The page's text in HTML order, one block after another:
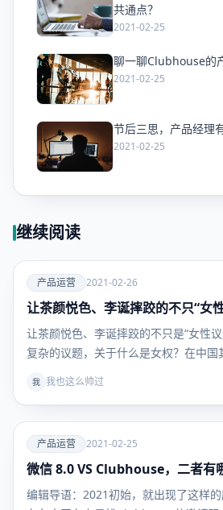
共通点？
2021-02-25
爱 聊一聊Clubhouse的
2021-02-25
爱 节后三思，产品经理
2021-02-25
继续阅读
爱
产品运
营
产品运营 2021-02-26
让茶颜悦色、李诞摔跤的不只“女
让茶颜悦色、李诞摔跤的不只是“女性
复杂的议题，关于什么是女权？在中
我 我也这么帅过
爱
产品运
营
产品运营 2021-02-25
微信 8.0 VS Clubhouse，二者有
编辑导语：2021初始，就出现了这样